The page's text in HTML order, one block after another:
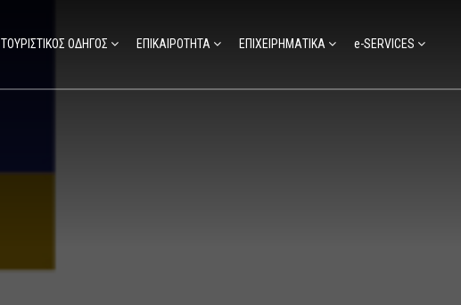
ΤΟΥΡΙΣΤΙΚΟΣ ΟΔΗΓΟΣ ΕΠΙΚΑΙΡΟΤΗΤΑ ΕΠΙΧΕΙΡΗΜΑΤΙΚΑ e-SERVICES